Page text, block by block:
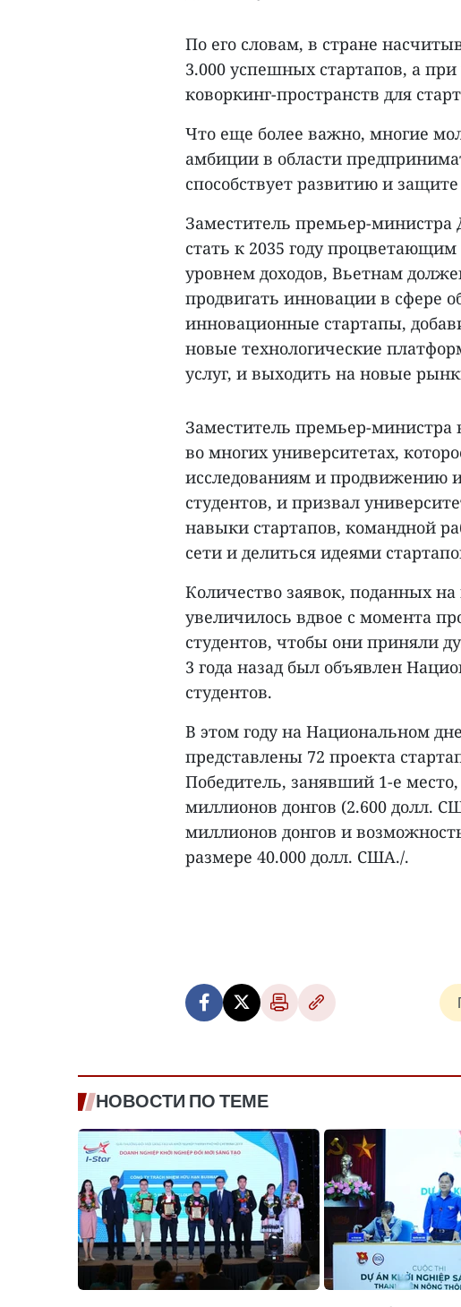
По его словам, в стране
3.000 успешных стартапов, а при
коворкинг-пространств для
Что еще более важно, многие
амбиции в области
способствует развитию и
Заместитель премьер-министра
стать к 2035 году
уровнем доходов, Вьетнам
продвигать инновации в сфере
инновационные стартапы,
новые технологические
услуг, и выходить на новые
Заместитель премьер-
во многих университетах,
исследованиям и продвижению
студентов, и призвал
навыки стартапов, командной
сети и делиться идеями
Количество заявок, поданных
увеличилось вдвое с момента
студентов, чтобы они приняли
3 года назад был объявлен
студентов.
В этом году на Национальном
представлены 72 проекта
Победитель, занявший 1-е
миллионов донгов (2.600 долл.
миллионов донгов и
размере 40.000 долл. США./.
НОВОСТИ ПО ТЕМЕ